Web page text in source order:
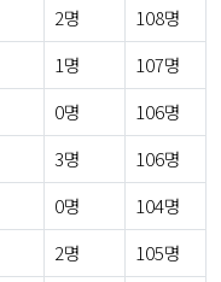
2명
108명
1명
107명
0명
106명
3명
106명
0명
104명
2명
105명